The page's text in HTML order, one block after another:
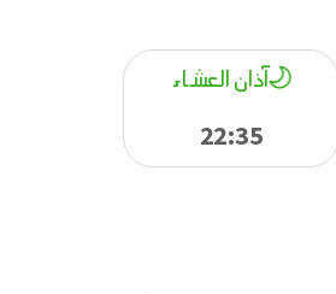
آذان العشاء
22:35